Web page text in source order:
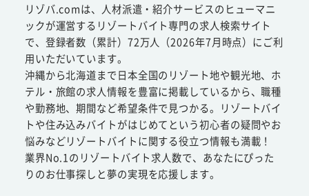
リゾバ.comは、人材派遣・紹介サービスのヒューマニ
ックが運営するリゾートバイト専門の求人検索サイト
で、登録者数（累計）72万人（2026年7月時点）にご利
用いただいています。
沖縄から北海道まで日本全国のリゾート地や観光地、ホ
テル・旅館の求人情報を豊富に掲載しているから、職種
や勤務地、期間など希望条件で見つかる。リゾートバイ
トや住み込みバイトがはじめてという初心者の疑問やお
悩みなどリゾートバイトに関する役立つ情報も満載！
業界No.1のリゾートバイト求人数で、あなたにぴった
りのお仕事探しと夢の実現を応援します。